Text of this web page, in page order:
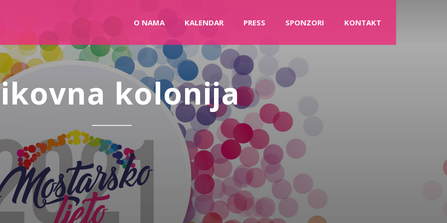
O NAMA KALENDAR PRESS SPONZORI KONTAKT
kolonija